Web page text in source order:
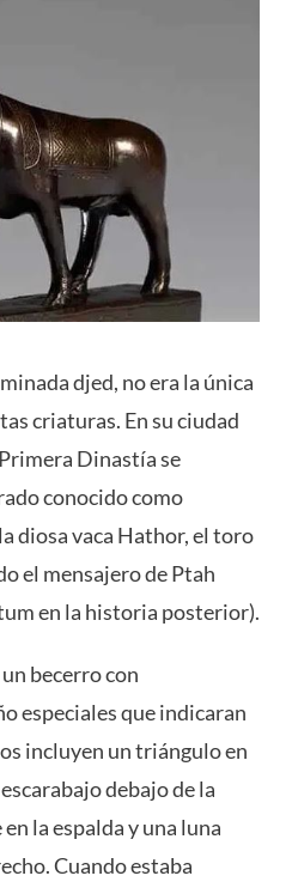
djed, no era la única
criaturas. En su ciudad
Dinastía se
conocido como
diosa vaca Hathor, el toro
el mensajero de Ptah
en la historia posterior).
becerro con
especiales que indicaran
incluyen un triángulo en
debajo de la
la espalda y una luna
Cuando estaba